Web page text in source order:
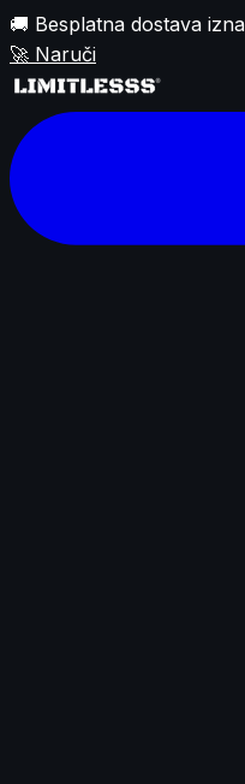
🚚 Besplatna dostava
🚀 Naruči